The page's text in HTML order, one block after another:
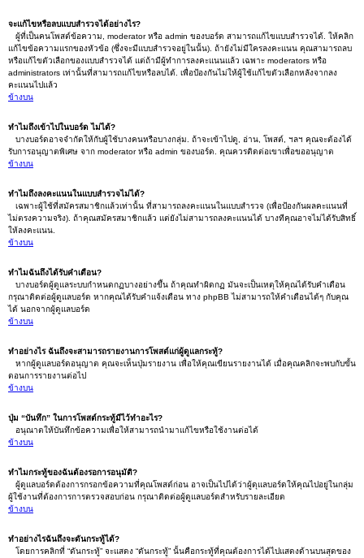
จะแก้ไขหรือลบแบบสำรวจได้อย่างไร?
ผู้ที่เป็นคนโพสต์ข้อความ, moderator หรือ admin ของบอร์ด สามารถแก้ไขแบบสำรวจได้. ให้คลิก
แก้ไขข้อความแรกของหัวข้อ (ซึ่งจะมีแบบสำรวจอยู่ในนั้น). ถ้ายังไม่มีใครลงคะแนน คุณสามารถลบ
หรือแก้ไขตัวเลือกของแบบสำรวจได้ แต่ถ้ามีผู้ทำการลงคะแนนแล้ว เฉพาะ moderators หรือ
administrators เท่านั้นที่สามารถแก้ไขหรือลบได้. เพื่อป้องกันไม่ให้ผู้ใช้แก้ไขตัวเลือกหลังจากลง
คะแนนไปแล้ว
ข้างบน
ทำไมถึงเข้าไปในบอร์ด ไม่ได้?
บางบอร์ดอาจจำกัดให้กับผู้ใช้บางคนหรือบางกลุ่ม. ถ้าจะเข้าไปดู, อ่าน, โพสต์, ฯลฯ คุณจะต้องได้
รับการอนุญาตพิเศษ จาก moderator หรือ admin ของบอร์ด. คุณควรติดต่อเขาเพื่อขออนุญาต
ข้างบน
ทำไมถึงลงคะแนนในแบบสำรวจไม่ได้?
เฉพาะผู้ใช้ที่สมัครสมาชิกแล้วเท่านั้น ที่สามารถลงคะแนนในแบบสำรวจ (เพื่อป้องกันผลคะแนนที่
ไม่ตรงความจริง). ถ้าคุณสมัครสมาชิกแล้ว แต่ยังไม่สามารถลงคะแนนได้ บางทีคุณอาจไม่ได้รับสิทธิ์
ให้ลงคะแนน.
ข้างบน
ทำไมฉันถึงได้รับคำเตือน?
บางบอร์ดผู้ดูแลระบบกำหนดกฏบางอย่างขึ้น ถ้าคุณทำผิดกฏ มันจะเป็นเหตุให้คุณได้รับคำเตือน
กรุณาติดต่อผู้ดูแลบอร์ด หากคุณได้รับคำแจ้งเตือน ทาง phpBB ไม่สามารถให้คำเตือนได้ๆ กับคุณ
ได้ นอกจากผู้ดูแลบอร์ด
ข้างบน
ทำอย่างไร ฉันถึงจะสามารถรายงานการโพสต์แก่ผู้ดูแลกระทู้?
หากผู้ดูแลบอร์ดอนุญาต คุณจะเห็นปุ่มรายงาน เพื่อให้คุณเขียนรายงานได้ เมื่อคุณคลิกจะพบกับขั้น
ตอนการรายงานต่อไป
ข้างบน
ปุ่ม “บันทึก” ในการโพสต์กระทู้มีไว้ทำอะไร?
อนุณาตให้บันทึกข้อความเพื่อให้สามารถนำมาแก้ไขหรือใช้งานต่อได้
ข้างบน
ทำไมกระทู้ของฉันต้องรอการอนุมัติ?
ผู้ดูแลบอร์ดต้องการกรอกข้อความที่คุณโพสต์ก่อน อาจเป็นไปได้ว่าผู้ดุแลบอร์ดให้คุณไปอยู่ในกลุ่ม
ผู้ใช้งานที่ต้องการการตรวจสอบก่อน กรุณาติดต่อผู้ดูแลบอร์ดสำหรับรายละเอียด
ข้างบน
ทำอย่างไรฉันถึงจะดันกระทู้ได้?
โดยการคลิกที่ “ดันกระทู้” จะแสดง “ดันกระทู้” นั้นคือกระทู้ที่คุณต้องการได้ไปแสดงด้านบนสุดของ